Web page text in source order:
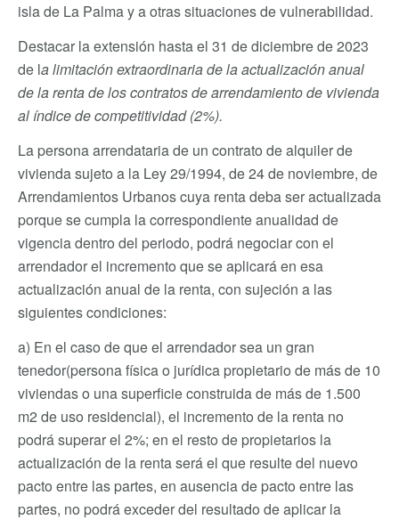
isla de La Palma y a otras situaciones de vulnerabilidad.
Destacar la extensión hasta el 31 de diciembre de 2023
de la limitación extraordinaria de la actualización anual
de la renta de los contratos de arrendamiento de vivienda
al índice de competitividad (2%).
La persona arrendataria de un contrato de alquiler de
vivienda sujeto a la Ley 29/1994, de 24 de noviembre, de
Arrendamientos Urbanos cuya renta deba ser actualizada
porque se cumpla la correspondiente anualidad de
vigencia dentro del periodo, podrá negociar con el
arrendador el incremento que se aplicará en esa
actualización anual de la renta, con sujeción a las
siguientes condiciones:
a) En el caso de que el arrendador sea un gran
tenedor(persona física o jurídica propietario de más de 10
viviendas o una superficie construida de más de 1.500
m2 de uso residencial), el incremento de la renta no
podrá superar el 2%; en el resto de propietarios la
actualización de la renta será el que resulte del nuevo
pacto entre las partes, en ausencia de pacto entre las
partes, no podrá exceder del resultado de aplicar la